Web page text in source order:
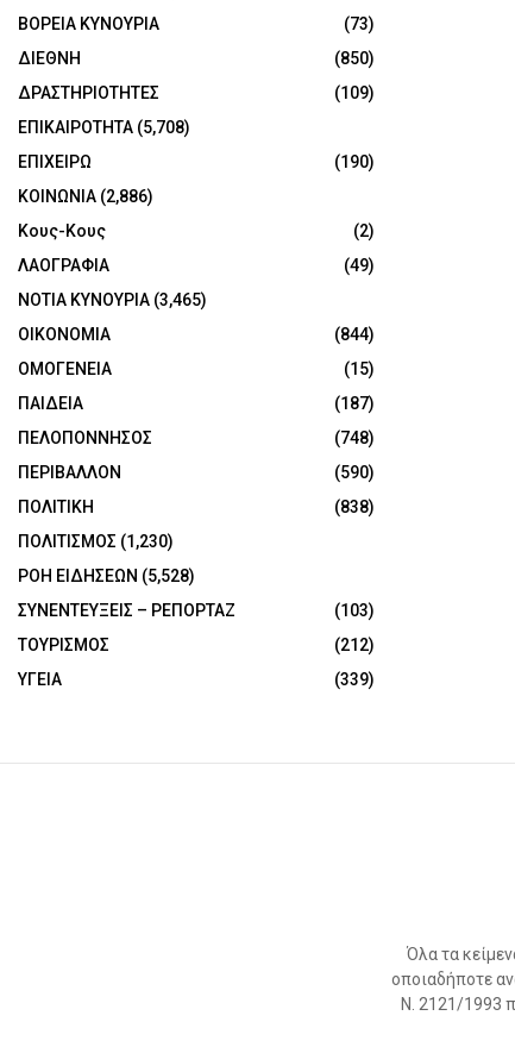
ΒΟΡΕΙΑ ΚΥΝΟΥΡΙΑ
(73)
ΔΙΕΘΝΗ
(850)
ΔΡΑΣΤΗΡΙΟΤΗΤΕΣ
(109)
ΕΠΙΚΑΙΡΟΤΗΤΑ (5,708)
ΕΠΙΧΕΙΡΩ
(190)
ΚΟΙΝΩΝΙΑ (2,886)
Κους-Κους
(2)
ΛΑΟΓΡΑΦΙΑ
(49)
ΝΟΤΙΑ ΚΥΝΟΥΡΙΑ (3,465)
ΟΙΚΟΝΟΜΙΑ
(844)
ΟΜΟΓΕΝΕΙΑ
(15)
ΠΑΙΔΕΙΑ
(187)
ΠΕΛΟΠΟΝΝΗΣΟΣ
(748)
ΠΕΡΙΒΑΛΛΟΝ
(590)
ΠΟΛΙΤΙΚΗ
(838)
ΠΟΛΙΤΙΣΜΟΣ (1,230)
ΡΟΗ ΕΙΔΗΣΕΩΝ (5,528)
ΣΥΝΕΝΤΕΥΞΕΙΣ – ΡΕΠΟΡΤΑΖ
(103)
ΤΟΥΡΙΣΜΟΣ
(212)
ΥΓΕΙΑ
(339)
Όλα τα
οποιαδήποτε
Ν. 2121/1993